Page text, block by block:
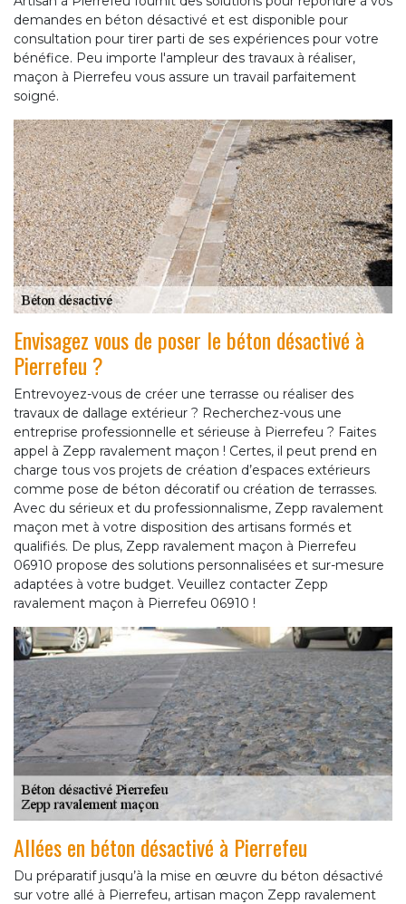
demandes en béton désactivé et est disponible pour
consultation pour tirer parti de ses expériences pour votre
bénéfice. Peu importe l'ampleur des travaux à réaliser,
maçon à Pierrefeu vous assure un travail parfaitement
soigné.
Envisagez vous de poser le béton désactivé à
Pierrefeu ?
Entrevoyez-vous de créer une terrasse ou réaliser des
travaux de dallage extérieur ? Recherchez-vous une
entreprise professionnelle et sérieuse à Pierrefeu ? Faites
appel à Zepp ravalement maçon ! Certes, il peut prend en
charge tous vos projets de création d’espaces extérieurs
comme pose de béton décoratif ou création de terrasses.
Avec du sérieux et du professionnalisme, Zepp ravalement
maçon met à votre disposition des artisans formés et
qualifiés. De plus, Zepp ravalement maçon à Pierrefeu
06910 propose des solutions personnalisées et sur-mesure
adaptées à votre budget. Veuillez contacter Zepp
ravalement maçon à Pierrefeu 06910 !
Allées en béton désactivé à Pierrefeu
Du préparatif jusqu’à la mise en œuvre du béton désactivé
sur votre allé à Pierrefeu, artisan maçon Zepp ravalement